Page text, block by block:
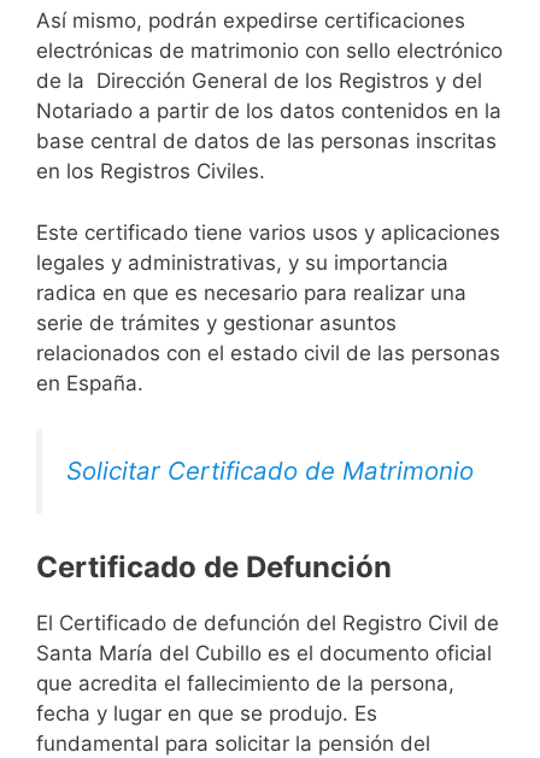
Así mismo, podrán expedirse certificaciones
electrónicas de matrimonio con sello electrónico
de la Dirección General de los Registros y del
Notariado a partir de los datos contenidos en la
base central de datos de las personas inscritas
en los Registros Civiles.
Este certificado tiene varios usos y aplicaciones
legales y administrativas, y su importancia
radica en que es necesario para realizar una
serie de trámites y gestionar asuntos
relacionados con el estado civil de las personas
en España.
Solicitar Certificado de Matrimonio
Certificado de Defunción
El Certificado de defunción del Registro Civil de
Santa María del Cubillo es el documento oficial
que acredita el fallecimiento de la persona,
fecha y lugar en que se produjo. Es
fundamental para solicitar la pensión del